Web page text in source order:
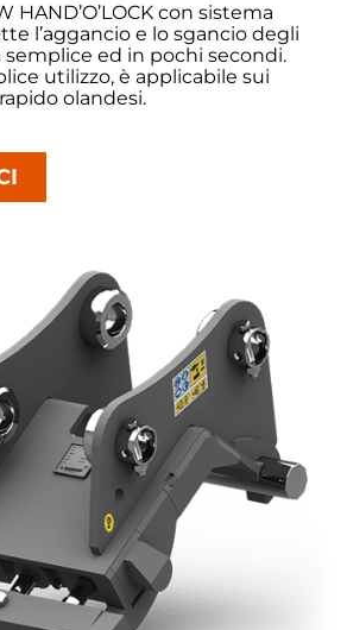
HAND’O’LOCK con sistema
l’aggancio e lo sgancio degli
ed in pochi secondi.
utilizzo, è applicabile sui
olandesi.